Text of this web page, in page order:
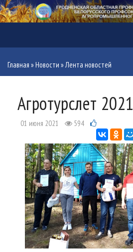
Главная »Новости »Лента новостей
Агротурслет 2021
01 июня 2021 594